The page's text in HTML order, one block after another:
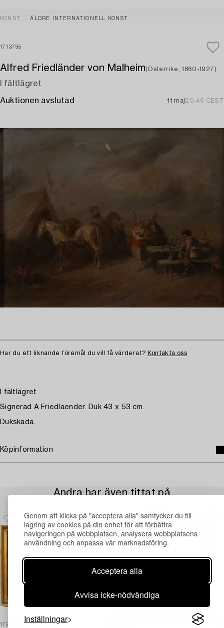
Genom att klicka på "acceptera alla" samtycker du till
lagring av cookies på din enhet för att förbättra
navigeringen på webbplatsen, analysera webbplatsens
användning och anpassa vår marknadsföring.
Acceptera alla
Avvisa icke-nödvändiga
Inställningar
KONST ÄLDRE INTERNATIONELL KONST
1713795
Alfred Friedländer von Malheim(Österrike, 1860-1927)
I fältlägret
Auktionen avslutad 11 maj20:46 CEST
Har du ett liknande föremål du vill få värderat? Kontakta oss
I fältlägret
Signerad A Friedlaender. Duk 43 x 53 cm.
Dukskada.
Köpinformation
Andra har även tittat på
1729493